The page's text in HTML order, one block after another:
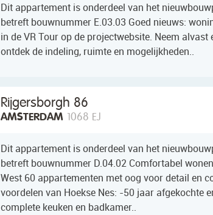
Dit appartement is onderdeel van het
betreft bouwnummer E.03.03 Goed nieuws:
in de VR Tour op de projectwebsite. Neem alvast
ontdek de indeling, ruimte en mogelijkheden..
Rijgersborgh 86
AMSTERDAM 1068 EJ
Dit appartement is onderdeel van het
betreft bouwnummer D.04.02 Comfortabel
West 60 appartementen met oog voor detail en
voordelen van Hoekse Nes: -50 jaar afgekochte
complete keuken en badkamer..